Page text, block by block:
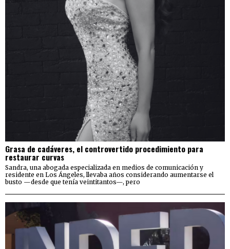
Grasa de cadáveres, el controvertido procedimiento para
restaurar curvas
Sandra, una abogada especializada en medios de comunicación y
residente en Los Ángeles, llevaba años considerando aumentarse el
busto —desde que tenía veintitantos—, pero